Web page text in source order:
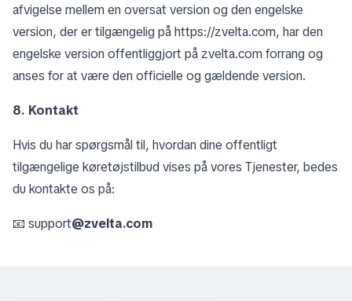
afvigelse mellem en oversat version og den engelske
version, der er tilgængelig påhttps://zvelta.com, har den
engelske version offentliggjort på zvelta.com forrang og
anses for at være den officielle og gældende version.
8. Kontakt
Hvis du har spørgsmål til, hvordan dine offentligt
tilgængelige køretøjstilbud vises på vores Tjenester, bedes
du kontakte os på:
📧 support@zvelta.com